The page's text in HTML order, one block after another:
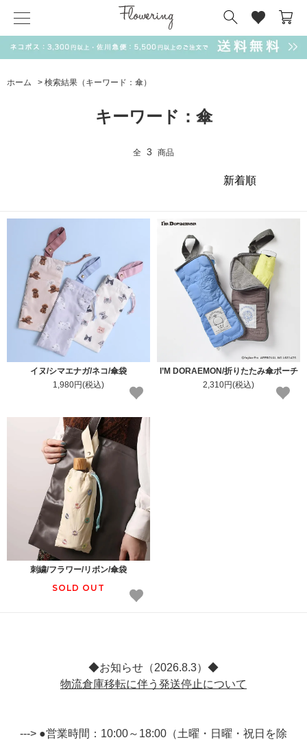
ホーム > 検索結果（キーワード：傘）
キーワード：傘
全 3 商品
イヌ/シマエナガ/ネコ/傘袋
1,980円(税込)
I’M DORAEMON/折りたたみ傘ポーチ
2,310円(税込)
刺繍/フラワー/リボン/傘袋
SOLD OUT
◆お知らせ（2026.8.3）◆
物流倉庫移転に伴う発送停止について
---> ●営業時間：10:00～18:00（土曜・日曜・祝日を除
気化冷却スカーフ matsui サンリオ キーポーチ